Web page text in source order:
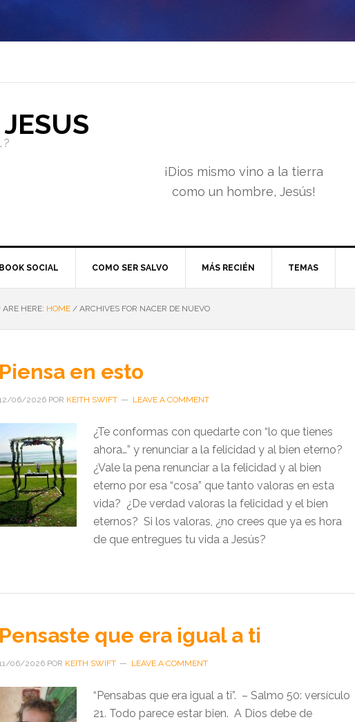
¡Dios mismo vino a la tierra
como un hombre, Jesús!
SOCIAL COMO SER SALVO MÁS RECIÉN TEMAS
ARE HERE: HOME / ARCHIVES FOR NACER DE NUEVO
Piensa en esto
06/2026 POR KEITH SWIFT LEAVE A COMMENT
¿Te conformas con quedarte con “lo que tienes
ahora…” y renunciar a la felicidad y al bien eterno?
¿Vale la pena renunciar a la felicidad y al bien
eterno por esa “cosa” que tanto valoras en esta
vida? ¿De verdad valoras la felicidad y el bien
eternos? Si los valoras, ¿no crees que ya es hora
de que entregues tu vida a Jesús?
Pensaste que era igual a ti
06/2026 POR KEITH SWIFT LEAVE A COMMENT
“Pensabas que era igual a ti”. – Salmo 50: versículo
21. Todo parece estar bien. A Dios debe de